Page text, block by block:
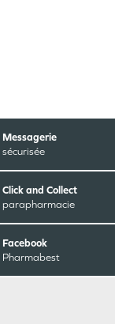
Messagerie
sécurisée
Click and Collect
parapharmacie
Facebook
Pharmabest